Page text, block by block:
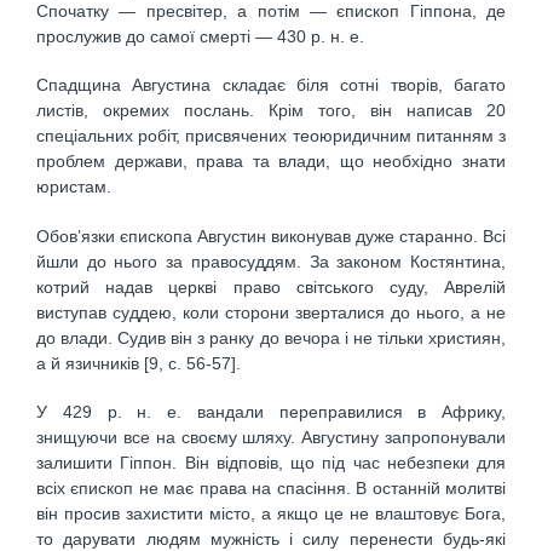
Спочатку — пресвітер, а потім — єпископ Гіппона, де
прослужив до самої смерті — 430 р. н. е.
Спадщина Августина складає біля сотні творів, багато
листів, окремих послань. Крім того, він написав 20
спеціальних робіт, присвячених теоюридичним питанням з
проблем держави, права та влади, що необхідно знати
юристам.
Обов’язки єпископа Августин виконував дуже старанно. Всі
йшли до нього за правосуддям. За законом Костянтина,
котрий надав церкві право світського суду, Аврелій
виступав суддею, коли сторони зверталися до нього, а не
до влади. Судив він з ранку до вечора і не тільки християн,
а й язичників [9, c. 56-57].
У 429 р. н. е. вандали переправилися в Африку,
знищуючи все на своєму шляху. Августину запропонували
залишити Гіппон. Він відповів, що під час небезпеки для
всіх єпископ не має права на спасіння. В останній молитві
він просив захистити місто, а якщо це не влаштовує Бога,
то дарувати людям мужність і силу перенести будь-які